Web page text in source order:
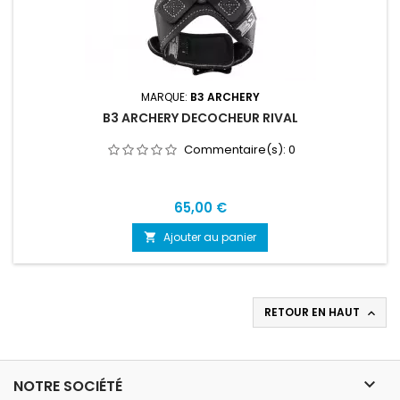
MARQUE: B3 ARCHERY
B3 ARCHERY DECOCHEUR RIVAL
Commentaire(s): 0
Prix
65,00 €
 Ajouter au panier
RETOUR EN HAUT 
NOTRE SOCIÉTÉ 